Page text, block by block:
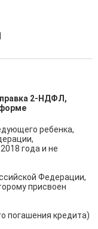
2-НДФЛ,
ребенка,
года и не
Федерации,
присвоен
погашения кредита)